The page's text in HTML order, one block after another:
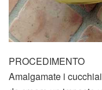
PROCEDIMENTO
Amalgamate i